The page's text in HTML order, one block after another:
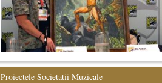
Proiectele Societatii Muzicale